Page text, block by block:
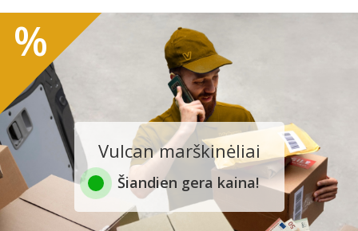
Vulcan marškinėliai
Šiandien gera kaina!
%